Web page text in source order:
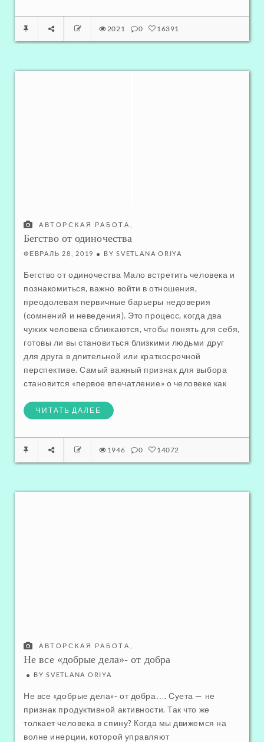
2021 0 16391
АВТОРСКАЯ РАБОТА
Бегство от одиночества
ФЕВРАЛЬ 28, 2019 BYSVETLANA ORIYA
Бегство от одиночества Мало встретить человека и
познакомиться, важно войти в отношения,
преодолевая первичные барьеры недоверия
(сомнений и неведения). Это процесс, когда два
чужих человека сближаются, чтобы понять для себя,
готовы ли вы становиться близкими людьми друг
для друга в длительной или краткосрочной
перспективе. Самый важный признак для выбора
становится «первое впечатление» о человеке как
ЧИТАТЬ ДАЛЕЕ
1946 0 14072
АВТОРСКАЯ РАБОТА
ОТНОШЕНИЯ С САМИМ СОБОЙ
Не все «добрые дела»- от добра
BYSVETLANA ORIYA
Не все «добрые дела»- от добра…. Суета — не
признак продуктивной активности. Так что же
толкает человека в спину? Когда мы движемся на
волне инерции, которой управляют